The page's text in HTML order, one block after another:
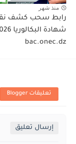
منذ شهر
رابط سحب كشف
bac.onec.dz
تعليقات Blogger
إرسال تعليق